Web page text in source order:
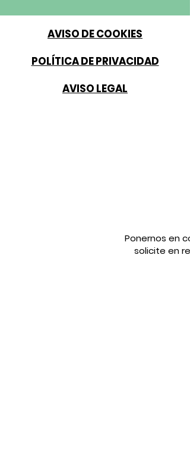
AVISO DE COOKIES
POLÍTICA DE PRIVACIDAD
AVISO LEGAL
Ponernos en
solicite en